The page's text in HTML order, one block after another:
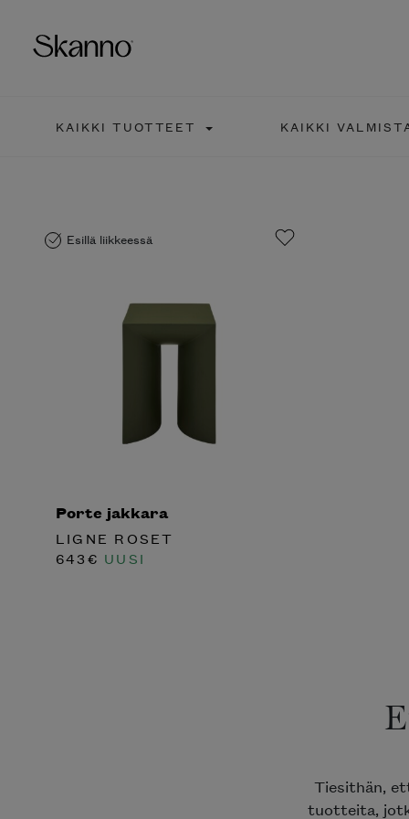
KAIKKI TUOTTEET KAIKKI
Esillä liikkeessä
Porte jakkara
LIGNE ROSET
643€ UUSI
Tiesithän,
tuotteita,